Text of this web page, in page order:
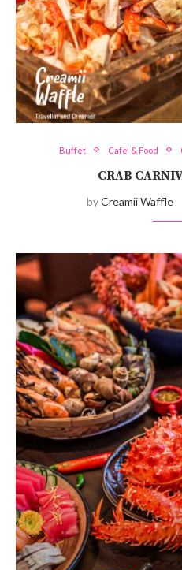
Buffet Cafe' & Food
CRAB
byCreamii Waffle